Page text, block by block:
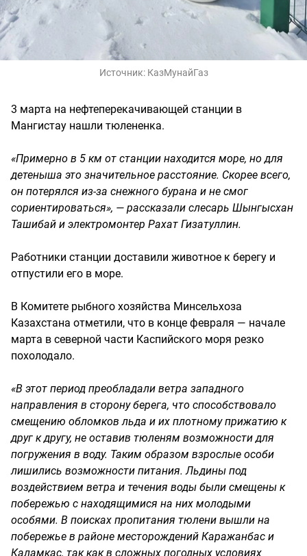
Источник: КазМунайГаз
3 марта на нефтеперекачивающей станции в
Мангистау нашли тюлененка.
«Примерно в 5 км от станции находится море, но для
детеныша это значительное расстояние. Скорее всего,
он потерялся из-за снежного бурана и не смог
сориентироваться», — рассказали слесарь Шынгысхан
Ташибай и электромонтер Рахат Гизатуллин.
Работники станции доставили животное к берегу и
отпустили его в море.
В Комитете рыбного хозяйства Минсельхоза
Казахстана отметили, что в конце февраля — начале
марта в северной части Каспийского моря резко
похолодало.
«В этот период преобладали ветра западного
направления в сторону берега, что способствовало
смещению обломков льда и их плотному прижатию к
друг к другу, не оставив тюленям возможности для
погружения в воду. Таким образом взрослые особи
лишились возможности питания. Льдины под
воздействием ветра и течения воды были смещены к
побережью с находящимися на них молодыми
особями. В поисках пропитания тюлени вышли на
побережье в районе месторождений Каражанбас и
Каламкас, так как в сложных погодных условиях